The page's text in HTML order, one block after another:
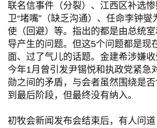
联名信事件（分裂）、江西区补选
卫“堵嘴”（缺乏沟通）、任命李钟燮
使（回避）等。指出的都是由总统
导产生的问题。但这5个问题都是现
面、过了气儿的话题。金建希涉嫌收
今年1月曾引发尹锡悦和执政党紧急
勋之间的矛盾，与会者虽然围绕是
到最后阶段，但最终没有纳入。
初牧会新闻发布会结束后，有人问道